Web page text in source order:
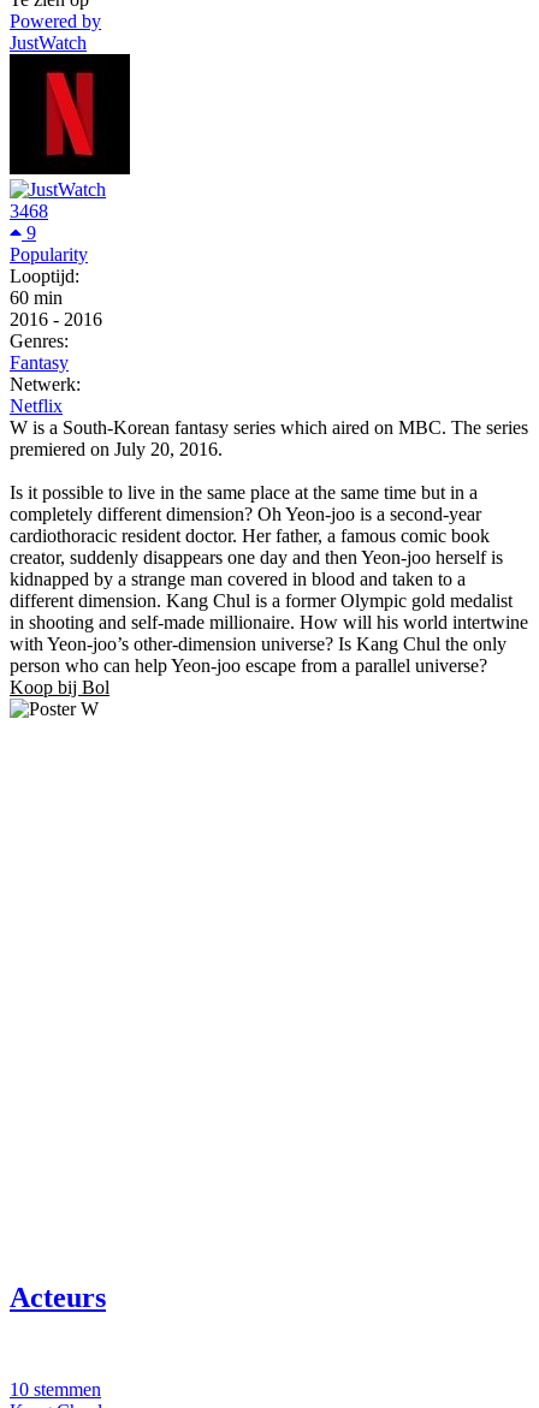
Powered by
JustWatch
3468
9
Popularity
Looptijd:
60 min
2016 - 2016
Genres:
Fantasy
Netwerk:
Netflix
W is a South-Korean fantasy series which aired on MBC. The series
premiered on July 20, 2016.
Is it possible to live in the same place at the same time but in a
completely different dimension? Oh Yeon-joo is a second-year
cardiothoracic resident doctor. Her father, a famous comic book
creator, suddenly disappears one day and then Yeon-joo herself is
kidnapped by a strange man covered in blood and taken to a
different dimension. Kang Chul is a former Olympic gold medalist
in shooting and self-made millionaire. How will his world intertwine
with Yeon-joo’s other-dimension universe? Is Kang Chul the only
person who can help Yeon-joo escape from a parallel universe?
Koop bij Bol
Acteurs
10 stemmen